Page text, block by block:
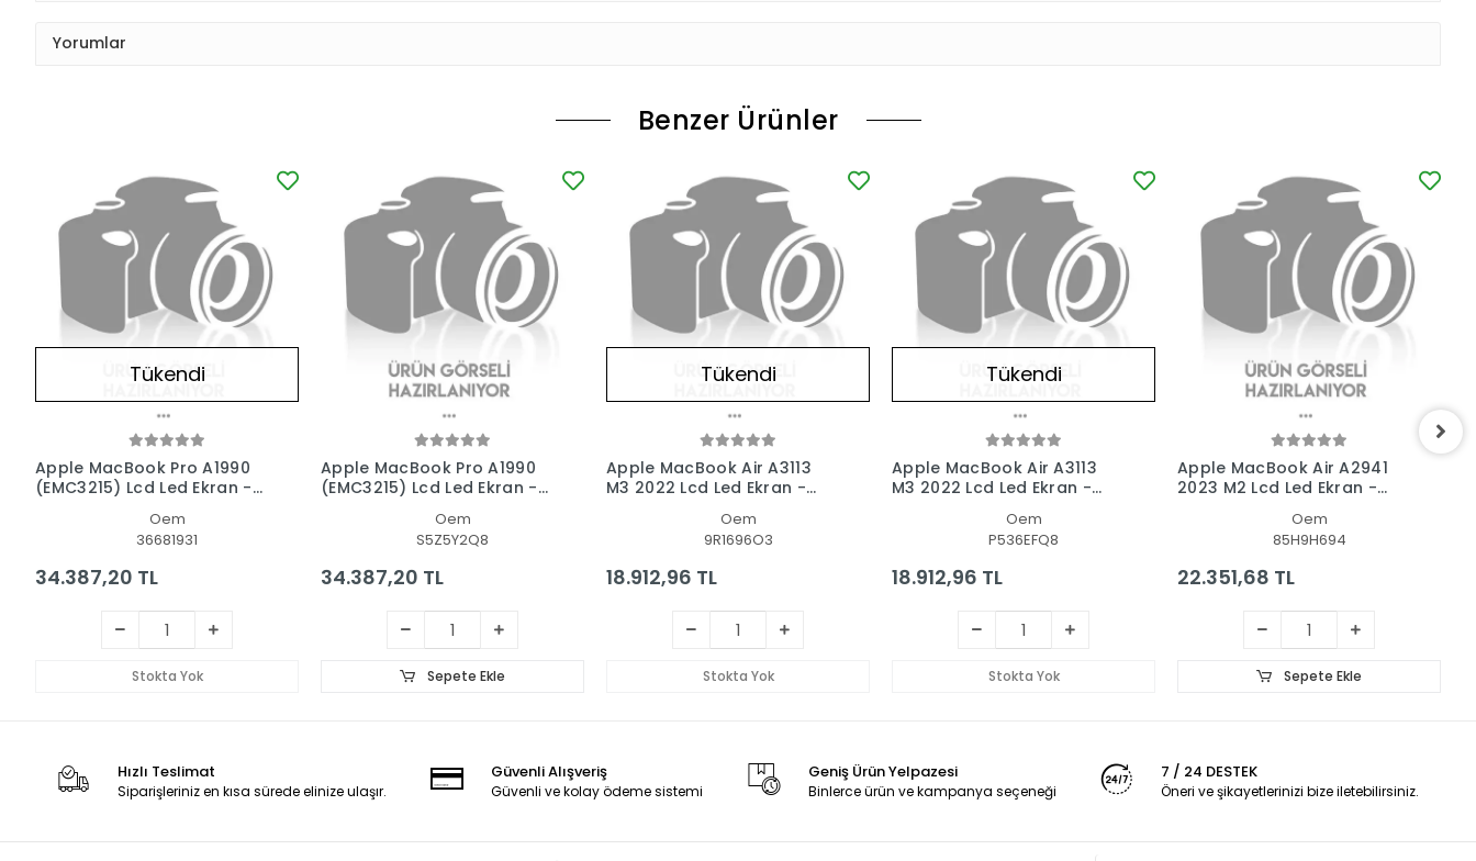
Yorumlar
Benzer Ürünler
Tükendi
Apple MacBook Pro A1990
(EMC3215) Lcd Led Ekran -
Oem
36681931
34.387,20 TL
Stokta Yok
Apple MacBook Pro A1990
(EMC3215) Lcd Led Ekran -
Oem
S5Z5Y2Q8
34.387,20 TL
Sepete Ekle
Tükendi
Apple MacBook Air A3113
M3 2022 Lcd Led Ekran -
Oem
9R1696O3
18.912,96 TL
Stokta Yok
Tükendi
Apple MacBook Air A3113
M3 2022 Lcd Led Ekran -
Oem
P536EFQ8
18.912,96 TL
Stokta Yok
Apple MacBook Air A2941
2023 M2 Lcd Led Ekran -
Oem
85H9H694
22.351,68 TL
Sepete Ekle
Hızlı Teslimat
Siparişleriniz en kısa sürede elinize ulaşır.
Güvenli Alışveriş
Güvenli ve kolay ödeme sistemi
Geniş Ürün Yelpazesi
Binlerce ürün ve kampanya seçeneği
7 / 24 DESTEK
Öneri ve şikayetlerinizi bize iletebilirsiniz.